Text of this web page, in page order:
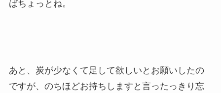
ばちょっとね。
あと、炭が少なくて足して欲しいとお願いしたの
ですが、のちほどお持ちしますと言ったっきり忘